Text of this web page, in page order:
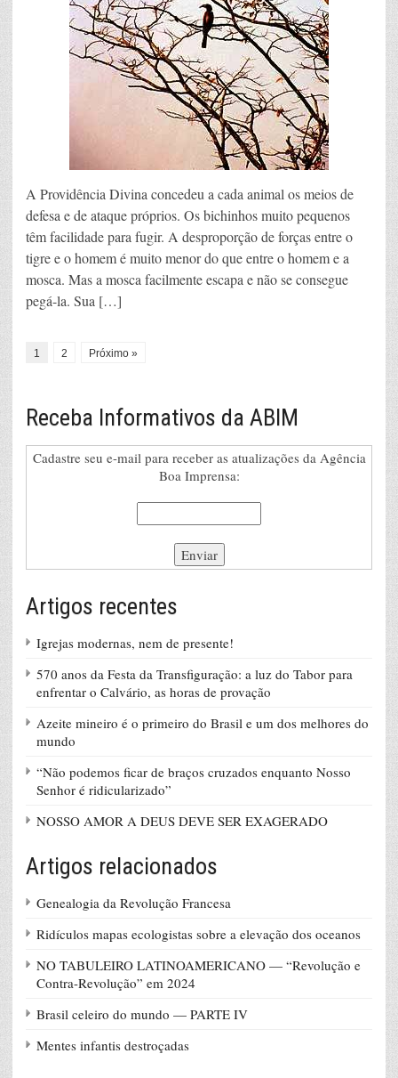
A Providência Divina concedeu a cada animal os meios de
defesa e de ataque próprios. Os bichinhos muito pequenos
têm facilidade para fugir. A desproporção de forças entre o
tigre e o homem é muito menor do que entre o homem e a
mosca. Mas a mosca facilmente escapa e não se consegue
pegá-la. Sua […]
1 2 Próximo »
Receba Informativos da ABIM
Cadastre seu e-mail para receber as atualizações da Agência
Boa Imprensa:
Artigos recentes
Igrejas modernas, nem de presente!
570 anos da Festa da Transfiguração: a luz do Tabor para
enfrentar o Calvário, as horas de provação
Azeite mineiro é o primeiro do Brasil e um dos melhores do
mundo
“Não podemos ficar de braços cruzados enquanto Nosso
Senhor é ridicularizado”
NOSSO AMOR A DEUS DEVE SER EXAGERADO
Artigos relacionados
Genealogia da Revolução Francesa
Ridículos mapas ecologistas sobre a elevação dos oceanos
NO TABULEIRO LATINOAMERICANO — “Revolução e
Contra-Revolução” em 2024
Brasil celeiro do mundo — PARTE IV
Mentes infantis destroçadas